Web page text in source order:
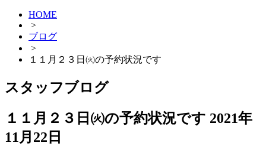
HOME
>
ブログ
>
１１月２３日㈫の予約状況です
スタッフブログ
１１月２３日㈫の予約状況です 2021年
11月22日